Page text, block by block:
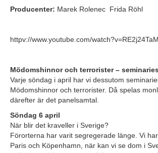
Producenter: Marek Rolenec Frida Röhl
httpv://www.youtube.com/
Mödomshinnor och terrorister –
Varje söndag i april har vi dessutom
Mödomshinnor och terrorister. Då spelas
därefter är det panelsamtal.
Söndag 6 april
När blir det kraveller i Sverige?
Förorterna har varit segregerade länge. Vi
Paris och Köpenhamn, när kan vi se dom i